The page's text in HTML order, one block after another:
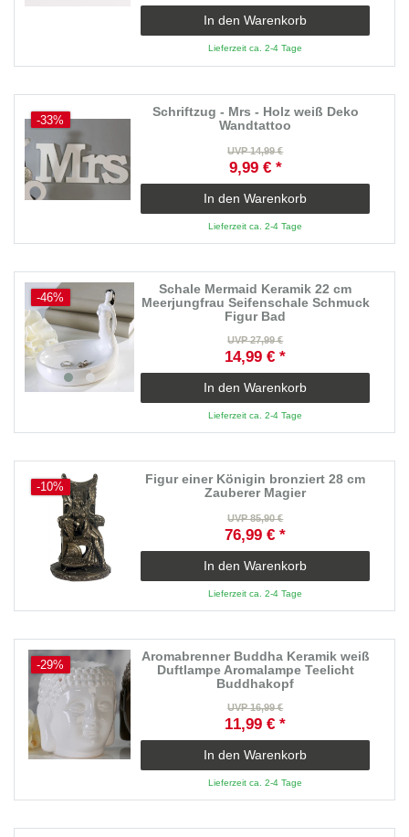
In den Warenkorb
Lieferzeit ca. 2-4 Tage
-33%
Schriftzug - Mrs - Holz weiß Deko
Wandtattoo
UVP 14,99 €
9,99 € *
In den Warenkorb
Lieferzeit ca. 2-4 Tage
-46%
Schale Mermaid Keramik 22 cm
Meerjungfrau Seifenschale Schmuck
Figur Bad
UVP 27,99 €
14,99 € *
In den Warenkorb
Lieferzeit ca. 2-4 Tage
-10%
Figur einer Königin bronziert 28 cm
Zauberer Magier
UVP 85,90 €
76,99 € *
In den Warenkorb
Lieferzeit ca. 2-4 Tage
-29%
Aromabrenner Buddha Keramik weiß
Duftlampe Aromalampe Teelicht
Buddhakopf
UVP 16,99 €
11,99 € *
In den Warenkorb
Lieferzeit ca. 2-4 Tage